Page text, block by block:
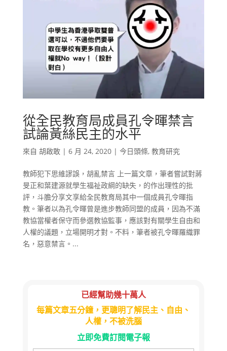
從全民教育局成員孔令暉禁言
試論黃絲民主的水平
來自 胡啟敢| 6 月 24, 2020| 今日頭條, 教育研究
教師犯下思維謬誤，胡亂禁言 上一篇文章，筆者嘗試對蔣
旻正和葉建源就學生福祉政綱的缺失，的作出理性的批
評，斗膽分享文享給全民教育局其中一個成員孔令暉指
教。筆者以為孔令暉曾是進步教師同盟的成員，因為不滿
教協當權者保守而參選教協監事，應該對有關學生自由和
人權的議題，立場開明才對。不料，筆者被孔令暉羅織罪
名，惡意禁言。...
已經幫助幾十萬人
每篇文章五分鐘，更聰明了解民主、自由、
人權，不被洗腦
立即免費訂閱電子報